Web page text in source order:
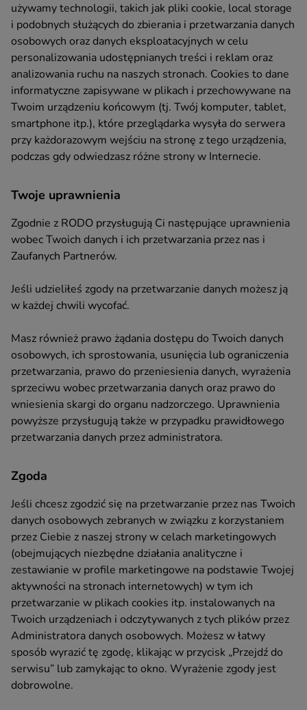
używamy technologii, takich jak pliki cookie, local storage
i podobnych służących do zbierania i przetwarzania danych
osobowych oraz danych eksploatacyjnych w celu
personalizowania udostępnianych treści i reklam oraz
analizowania ruchu na naszych stronach. Cookies to dane
informatyczne zapisywane w plikach i przechowywane na
Twoim urządzeniu końcowym (tj. Twój komputer, tablet,
smartphone itp.), które przeglądarka wysyła do serwera
przy każdorazowym wejściu na stronę z tego urządzenia,
podczas gdy odwiedzasz różne strony w Internecie.
Twoje uprawnienia
Zgodnie z RODO przysługują Ci następujące uprawnienia
wobec Twoich danych i ich przetwarzania przez nas i
Zaufanych Partnerów.
Jeśli udzieliłeś zgody na przetwarzanie danych możesz ją
w każdej chwili wycofać.
Masz również prawo żądania dostępu do Twoich danych
osobowych, ich sprostowania, usunięcia lub ograniczenia
przetwarzania, prawo do przeniesienia danych, wyrażenia
sprzeciwu wobec przetwarzania danych oraz prawo do
wniesienia skargi do organu nadzorczego. Uprawnienia
powyższe przysługują także w przypadku prawidłowego
przetwarzania danych przez administratora.
Zgoda
Jeśli chcesz zgodzić się na przetwarzanie przez nas Twoich
danych osobowych zebranych w związku z korzystaniem
przez Ciebie z naszej strony w celach marketingowych
(obejmujących niezbędne działania analityczne i
zestawianie w profile marketingowe na podstawie Twojej
aktywności na stronach internetowych) w tym ich
przetwarzanie w plikach cookies itp. instalowanych na
Twoich urządzeniach i odczytywanych z tych plików przez
Administratora danych osobowych. Możesz w łatwy
sposób wyrazić tę zgodę, klikając w przycisk „Przejdź do
serwisu” lub zamykając to okno. Wyrażenie zgody jest
dobrowolne.